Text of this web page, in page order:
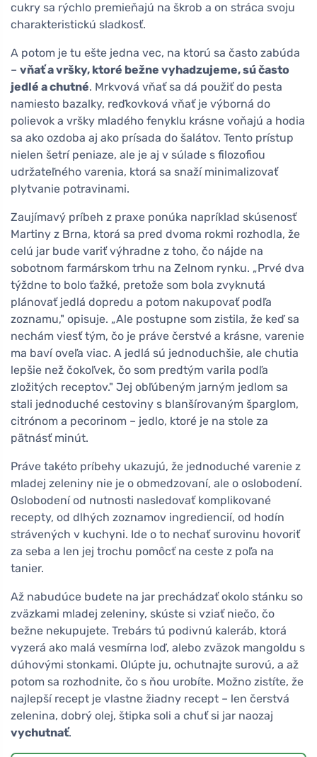
cukry sa rýchlo premieňajú na škrob a on stráca svoju
charakteristickú sladkosť.
A potom je tu ešte jedna vec, na ktorú sa často zabúda
– vňať a vršky, ktoré bežne vyhadzujeme, sú často
jedlé a chutné. Mrkvová vňať sa dá použiť do pesta
namiesto bazalky, reďkovková vňať je výborná do
polievok a vršky mladého fenyklu krásne voňajú a hodia
sa ako ozdoba aj ako prísada do šalátov. Tento prístup
nielen šetrí peniaze, ale je aj v súlade s filozofiou
udržateľného varenia, ktorá sa snaží minimalizovať
plytvanie potravinami.
Zaujímavý príbeh z praxe ponúka napríklad skúsenosť
Martiny z Brna, ktorá sa pred dvoma rokmi rozhodla, že
celú jar bude variť výhradne z toho, čo nájde na
sobotnom farmárskom trhu na Zelnom rynku. „Prvé dva
týždne to bolo ťažké, pretože som bola zvyknutá
plánovať jedlá dopredu a potom nakupovať podľa
zoznamu," opisuje. „Ale postupne som zistila, že keď sa
nechám viesť tým, čo je práve čerstvé a krásne, varenie
ma baví oveľa viac. A jedlá sú jednoduchšie, ale chutia
lepšie než čokoľvek, čo som predtým varila podľa
zložitých receptov." Jej obľúbeným jarným jedlom sa
stali jednoduché cestoviny s blanšírovaným šparglom,
citrónom a pecorinom – jedlo, ktoré je na stole za
pätnásť minút.
Práve takéto príbehy ukazujú, že jednoduché varenie z
mladej zeleniny nie je o obmedzovaní, ale o oslobodení.
Oslobodení od nutnosti nasledovať komplikované
recepty, od dlhých zoznamov ingrediencií, od hodín
strávených v kuchyni. Ide o to nechať surovinu hovoriť
za seba a len jej trochu pomôcť na ceste z poľa na
tanier.
Až nabudúce budete na jar prechádzať okolo stánku so
zväzkami mladej zeleniny, skúste si vziať niečo, čo
bežne nekupujete. Trebárs tú podivnú kaleráb, ktorá
vyzerá ako malá vesmírna loď, alebo zväzok mangoldu s
dúhovými stonkami. Olúpte ju, ochutnajte surovú, a až
potom sa rozhodnite, čo s ňou urobíte. Možno zistíte, že
najlepší recept je vlastne žiadny recept – len čerstvá
zelenina, dobrý olej, štipka soli a chuť si jar naozaj
vychutnať.